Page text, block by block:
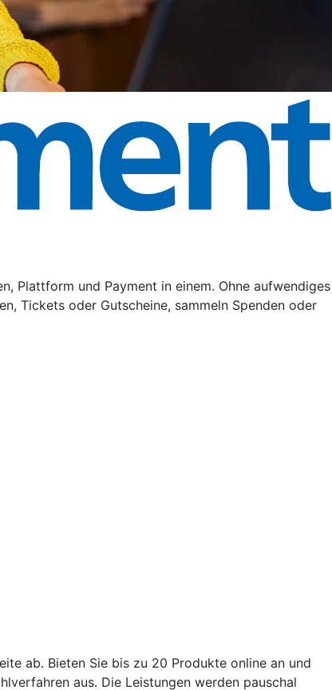
Plattform und Payment in einem. Ohne aufwendiges
Tickets oder Gutscheine, sammeln Spenden oder
ab. Bieten Sie bis zu 20 Produkte online an und
aus. Die Leistungen werden pauschal